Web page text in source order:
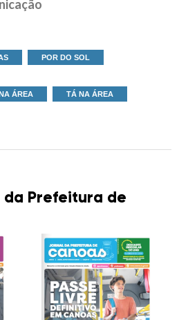
POR DO SOL
ÁREA TÁ NA ÁREA
Prefeitura de